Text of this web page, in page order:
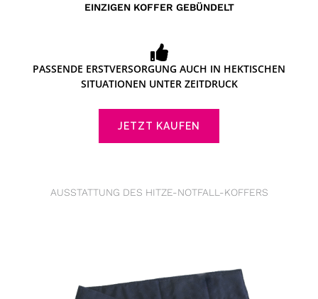
EINZIGEN KOFFER GEBÜNDELT
PASSENDE ERSTVERSORGUNG AUCH IN HEKTISCHEN
SITUATIONEN UNTER ZEITDRUCK
JETZT KAUFEN
AUSSTATTUNG DES HITZE-NOTFALL-KOFFERS